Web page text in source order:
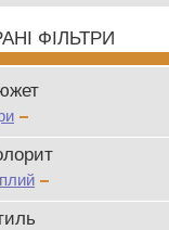
ФІЛЬТРИ